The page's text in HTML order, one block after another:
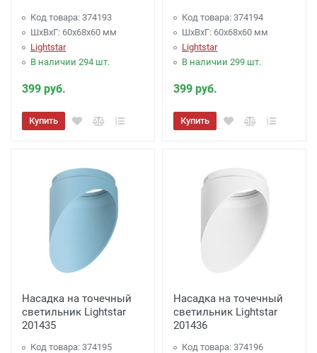
Код товара: 374193
ШхВхГ: 60x68x60 мм
Lightstar
В наличии 294 шт.
399 руб.
Купить
Код товара: 374194
ШхВхГ: 60x68x60 мм
Lightstar
В наличии 299 шт.
399 руб.
Купить
Насадка на точечный
светильник Lightstar
201435
Код товара: 374195
Насадка на точечный
светильник Lightstar
201436
Код товара: 374196